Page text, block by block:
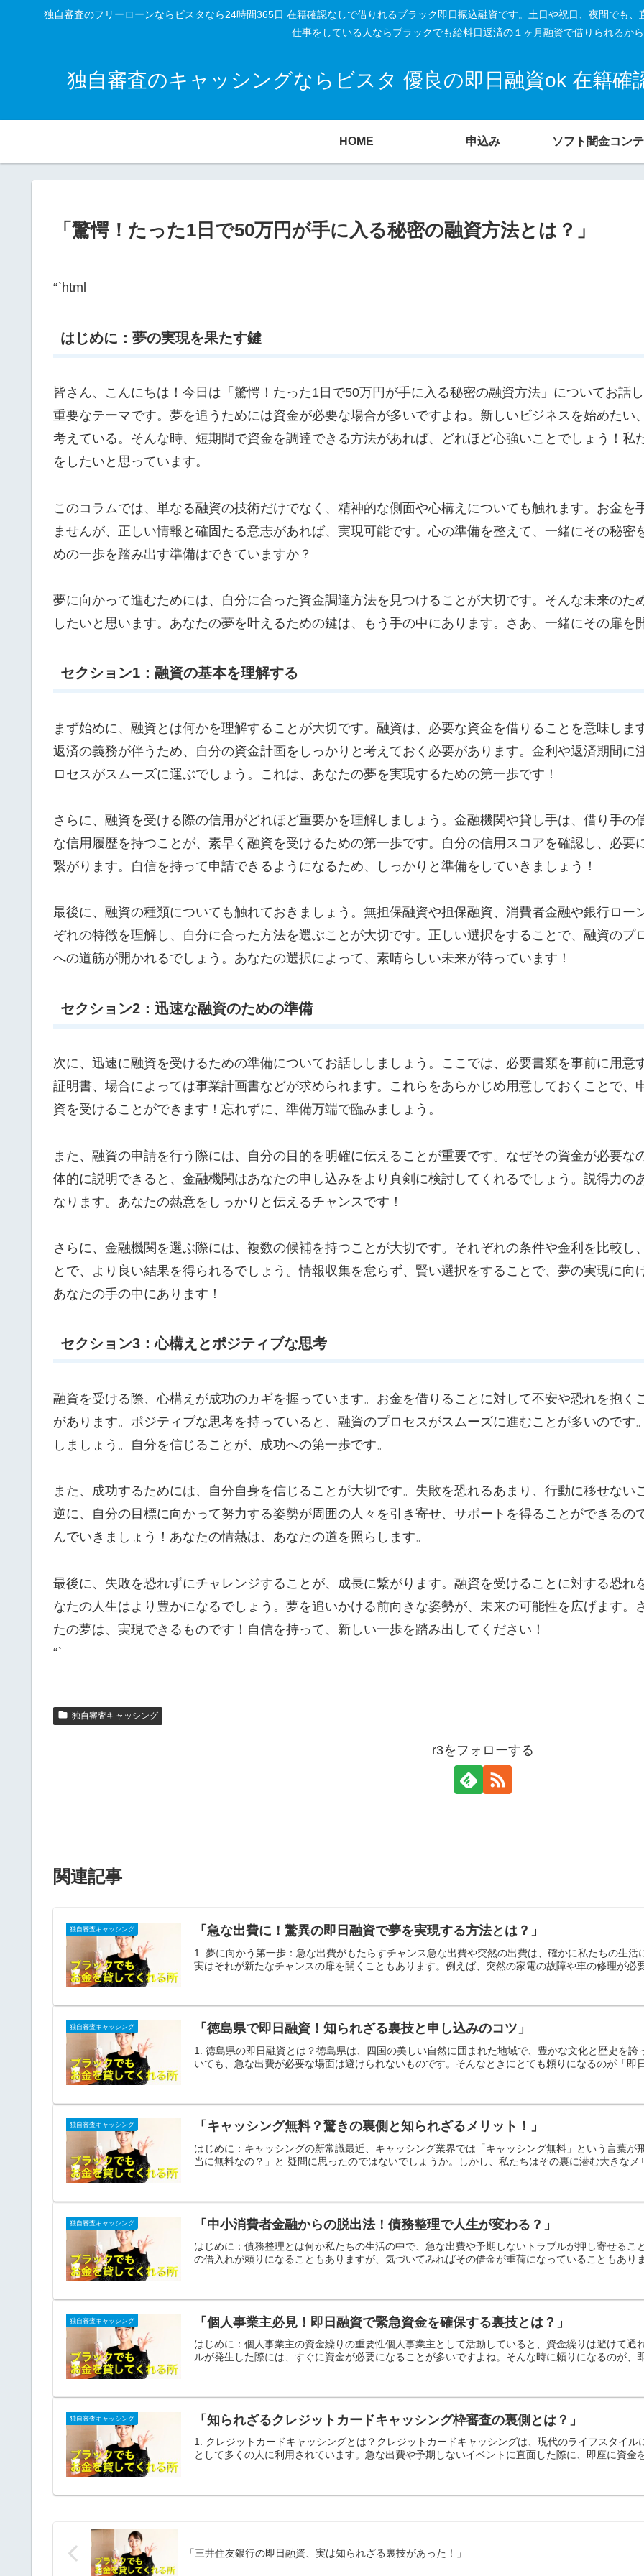
独自審査のフリーローンならビスタなら24時間365日 在籍確認なしで借りれるブラック即日振込融資です。土日や祝日、夜間でも
仕事をしている人ならブラックでも給料日返済の１ヶ月融資で借りられるか
独自審査のキャッシングならビスタ 優良の即日融資ok 在籍確
HOME 申込み ソフト闇金コン
「驚愕！たった1日で50万円が手に入る秘密の融資方法とは？」
“`html
はじめに：夢の実現を果たす鍵
皆さん、こんにちは！今日は「驚愕！たった1日で50万円が手に入る秘密の融資方法」についてお話
重要なテーマです。夢を追うためには資金が必要な場合が多いですよね。新しいビジネスを始めた
考えている。そんな時、短期間で資金を調達できる方法があれば、どれほど心強いことでしょう！
をしたいと思っています。
このコラムでは、単なる融資の技術だけでなく、精神的な側面や心構えについても触れます。お金
ませんが、正しい情報と確固たる意志があれば、実現可能です。心の準備を整えて、一緒にその秘
めの一歩を踏み出す準備はできていますか？
夢に向かって進むためには、自分に合った資金調達方法を見つけることが大切です。そんな未来の
したいと思います。あなたの夢を叶えるための鍵は、もう手の中にあります。さあ、一緒にその扉を
セクション1：融資の基本を理解する
まず始めに、融資とは何かを理解することが大切です。融資は、必要な資金を借りることを意味し
返済の義務が伴うため、自分の資金計画をしっかりと考えておく必要があります。金利や返済期間
ロセスがスムーズに運ぶでしょう。これは、あなたの夢を実現するための第一歩です！
さらに、融資を受ける際の信用がどれほど重要かを理解しましょう。金融機関や貸し手は、借り手
な信用履歴を持つことが、素早く融資を受けるための第一歩です。自分の信用スコアを確認し、必
繋がります。自信を持って申請できるようになるため、しっかりと準備をしていきましょう！
最後に、融資の種類についても触れておきましょう。無担保融資や担保融資、消費者金融や銀行ロ
ぞれの特徴を理解し、自分に合った方法を選ぶことが大切です。正しい選択をすることで、融資の
への道筋が開かれるでしょう。あなたの選択によって、素晴らしい未来が待っています！
セクション2：迅速な融資のための準備
次に、迅速に融資を受けるための準備についてお話ししましょう。ここでは、必要書類を事前に用
証明書、場合によっては事業計画書などが求められます。これらをあらかじめ用意しておくことで
資を受けることができます！忘れずに、準備万端で臨みましょう。
また、融資の申請を行う際には、自分の目的を明確に伝えることが重要です。なぜその資金が必要
体的に説明できると、金融機関はあなたの申し込みをより真剣に検討してくれるでしょう。説得力
なります。あなたの熱意をしっかりと伝えるチャンスです！
さらに、金融機関を選ぶ際には、複数の候補を持つことが大切です。それぞれの条件や金利を比較
とで、より良い結果を得られるでしょう。情報収集を怠らず、賢い選択をすることで、夢の実現に
あなたの手の中にあります！
セクション3：心構えとポジティブな思考
融資を受ける際、心構えが成功のカギを握っています。お金を借りることに対して不安や恐れを抱
があります。ポジティブな思考を持っていると、融資のプロセスがスムーズに進むことが多いので
しましょう。自分を信じることが、成功への第一歩です。
また、成功するためには、自分自身を信じることが大切です。失敗を恐れるあまり、行動に移せな
逆に、自分の目標に向かって努力する姿勢が周囲の人々を引き寄せ、サポートを得ることができる
んでいきましょう！あなたの情熱は、あなたの道を照らします。
最後に、失敗を恐れずにチャレンジすることが、成長に繋がります。融資を受けることに対する恐
なたの人生はより豊かになるでしょう。夢を追いかける前向きな姿勢が、未来の可能性を広げます
たの夢は、実現できるものです！自信を持って、新しい一歩を踏み出してください！
“`
独自審査キャッシング
r3をフォローする
関連記事
独自審査キャッシング 「急な出費に！驚異の即日融資で夢を実現する方法とは？」
1. 夢に向かう第一歩：急な出費がもたらすチャンス急な出費や突然の出費は、確かに私たちの生
実はそれが新たなチャンスの扉を開くこともあります。例えば、突然の家電の故障や車の修理が必
独自審査キャッシング 「徳島県で即日融資！知られざる裏技と申し込みのコツ」
1. 徳島県の即日融資とは？徳島県は、四国の美しい自然に囲まれた地域で、豊かな文化と歴史を
いても、急な出費が必要な場面は避けられないものです。そんなときにとても頼りになるのが「即
独自審査キャッシング 「キャッシング無料？驚きの裏側と知られざるメリット！」
はじめに：キャッシングの新常識最近、キャッシング業界では「キャッシング無料」という言葉
当に無料なの？」と 疑問に思ったのではないでしょうか。しかし、私たちはその裏に潜む大きなメ
独自審査キャッシング 「中小消費者金融からの脱出法！債務整理で人生が変わる？」
はじめに：債務整理とは何か私たちの生活の中で、急な出費や予期しないトラブルが押し寄せる
の借入れが頼りになることもありますが、気づいてみればその借金が重荷になっていることもあり
独自審査キャッシング 「個人事業主必見！即日融資で緊急資金を確保する裏技とは？」
はじめに：個人事業主の資金繰りの重要性個人事業主として活動していると、資金繰りは避けて
ルが発生した際には、すぐに資金が必要になることが多いですよね。そんな時に頼りになるのが、
独自審査キャッシング 「知られざるクレジットカードキャッシング枠審査の裏側とは？」
1. クレジットカードキャッシングとは？クレジットカードキャッシングは、現代のライフスタイ
として多くの人に利用されています。急な出費や予期しないイベントに直面した際に、即座に資金
「三井住友銀行の即日融資、実は知られざる裏技があった！」